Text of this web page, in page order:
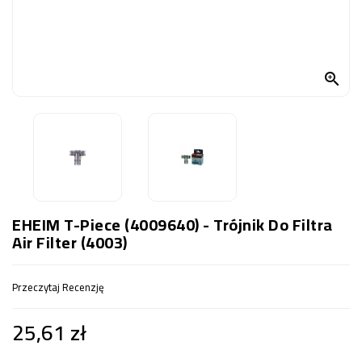

EHEIM T-Piece (4009640) - Trójnik Do Filtra
Air Filter (4003)
Przeczytaj Recenzję
25,61 zł